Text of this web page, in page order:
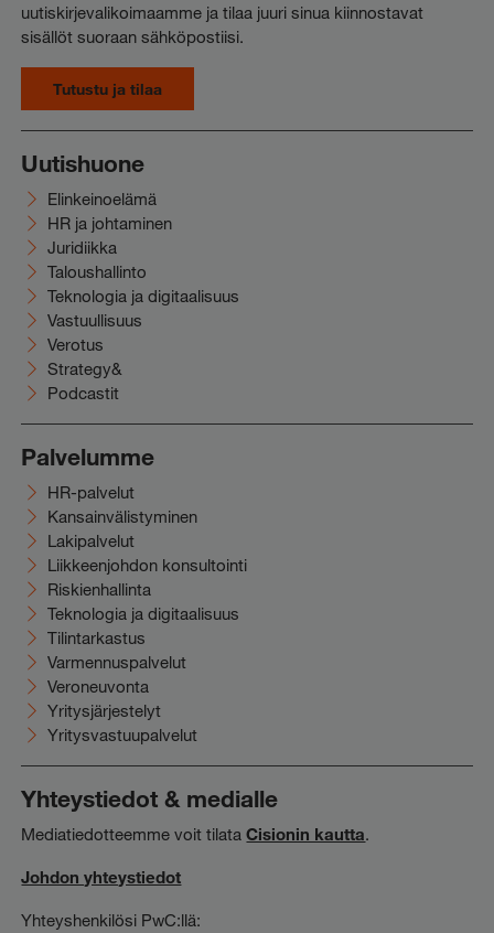
uutiskirjevalikoimaamme ja tilaa juuri sinua kiinnostavat
sisällöt suoraan sähköpostiisi.
Tutustu ja tilaa
Uutishuone
Elinkeinoelämä
HR ja johtaminen
Juridiikka
Taloushallinto
Teknologia ja digitaalisuus
Vastuullisuus
Verotus
Strategy&
Podcastit
Palvelumme
HR-palvelut
Kansainvälistyminen
Lakipalvelut
Liikkeenjohdon konsultointi
Riskienhallinta
Teknologia ja digitaalisuus
Tilintarkastus
Varmennuspalvelut
Veroneuvonta
Yritysjärjestelyt
Yritysvastuupalvelut
Yhteystiedot & medialle
Mediatiedotteemme voit tilataCisionin kautta.
Johdon yhteystiedot
Yhteyshenkilösi PwC:llä: